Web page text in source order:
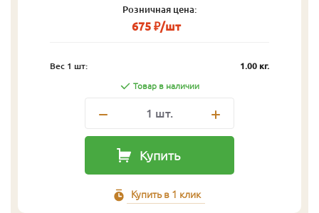
Розничная цена:
675 ₽/шт
Вес 1 шт: 1.00 кг.
Товар в наличии
1 шт.
Купить
Купить в 1 клик